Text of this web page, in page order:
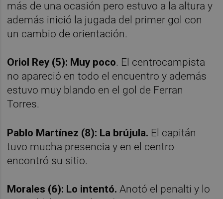
más de una ocasión pero estuvo a la altura y
además inició la jugada del primer gol con
un cambio de orientación.
Oriol Rey (5): Muy poco. El centrocampista
no apareció en todo el encuentro y además
estuvo muy blando en el gol de Ferran
Torres.
Pablo Martínez (8): La brújula. El capitán
tuvo mucha presencia y en el centro
encontró su sitio.
Morales (6): Lo intentó. Anotó el penalti y lo